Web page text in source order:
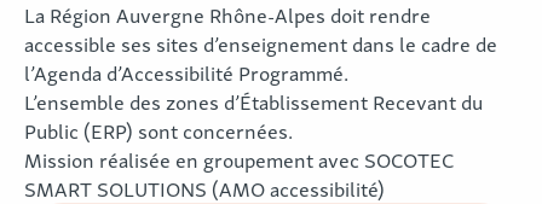
La Région Auvergne Rhône-Alpes doit rendre
accessible ses sites d’enseignement dans le cadre de
l’Agenda d’Accessibilité Programmé.
L’ensemble des zones d’Établissement Recevant du
Public (ERP) sont concernées.
Mission réalisée en groupement avec SOCOTEC
SMART SOLUTIONS (AMO accessibilité)